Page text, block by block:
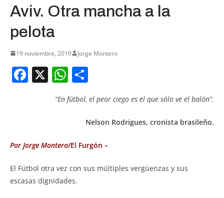
Aviv. Otra mancha a la
pelota
19 noviembre, 2019 Jorge Montero
F
a
b
o
o
k
X W
h
at
A
p
p
ar
e
“En fútbol, el peor ciego es el que sólo ve el balón”.
Nelson Rodrigues, cronista brasileño.
Por Jorge Montero/El Furgón –
El Fútbol otra vez con sus múltiples vergüenzas y sus
escasas dignidades.